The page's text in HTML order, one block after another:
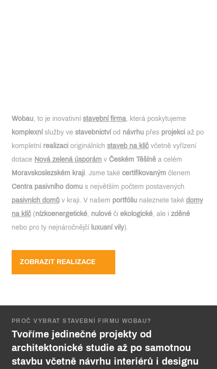
Wobau, to je inovativní stavební firma, která poskytujeme
komplexní služby ve stavebnictví od návrhu přes projekci až po
kompletní realizaci originálních staveb na klíč včetně vyřízení
dotace Nová zelená úsporám v Českém Těšíně a celém
Moravskoslezském kraji. Jsme také certifikovaným členem
Centra pasivního domu s největším počtem postavených
pasivních domů v kraji. V našem portfóliu naleznete také domy
na klíč (nízkoenergetické, nulové či ekologické, ale i zděné
nebo pro ty nejnáročnějčí luxusní vily).
ZOBRAZIT REALIZACE
PROČ VYBRAT STAVEBNÍ FIRMU WOBAU?
Tvoříme jedinečné projekty od
architektonické studie až po samotnou
stavbu včetně návrhu interiérů i designu